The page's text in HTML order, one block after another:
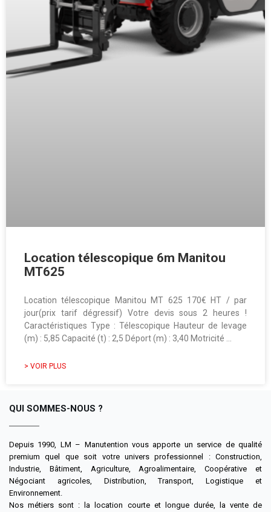
Location télescopique 6m Manitou
MT625
Location télescopique Manitou MT 625 170€ HT / par
jour(prix tarif dégressif) Votre devis sous 2 heures !
Caractéristiques Type : Télescopique Hauteur de levage
(m) : 5,85 Capacité (t) : 2,5 Déport (m) : 3,40 Motricité …
> VOIR PLUS
QUI SOMMES-NOUS ?
Depuis 1990, LM – Manutention vous apporte un service de qualité
premium quel que soit votre univers professionnel : Construction,
Industrie, Bâtiment, Agriculture, Agroalimentaire, Coopérative et
Négociant agricoles, Distribution, Transport, Logistique et
Environnement.
Nos métiers sont : la location courte et longue durée, la vente de